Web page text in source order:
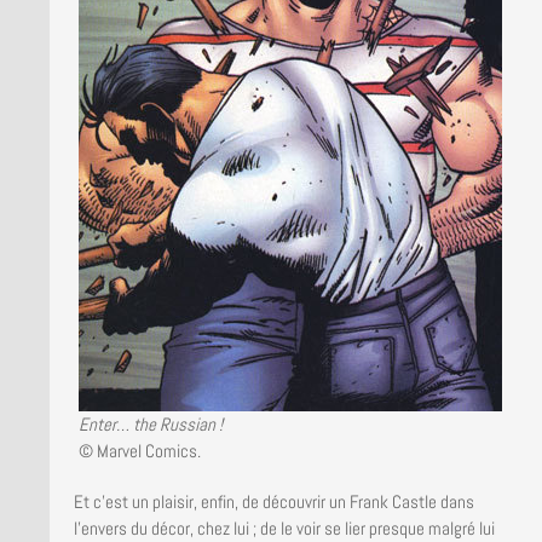
Enter… the Russian !
© Marvel Comics.
Et c’est un plaisir, enfin, de découvrir un Frank Castle dans
l’envers du décor, chez lui ; de le voir se lier presque malgré lui